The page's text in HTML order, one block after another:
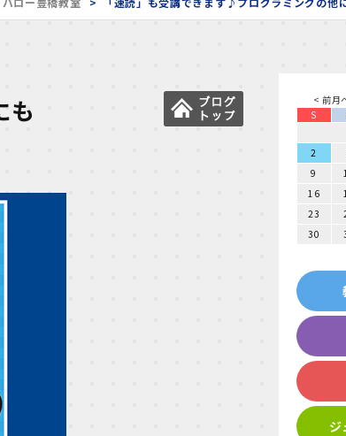
も
< 前月
S
2
9
16
23
30
ジ